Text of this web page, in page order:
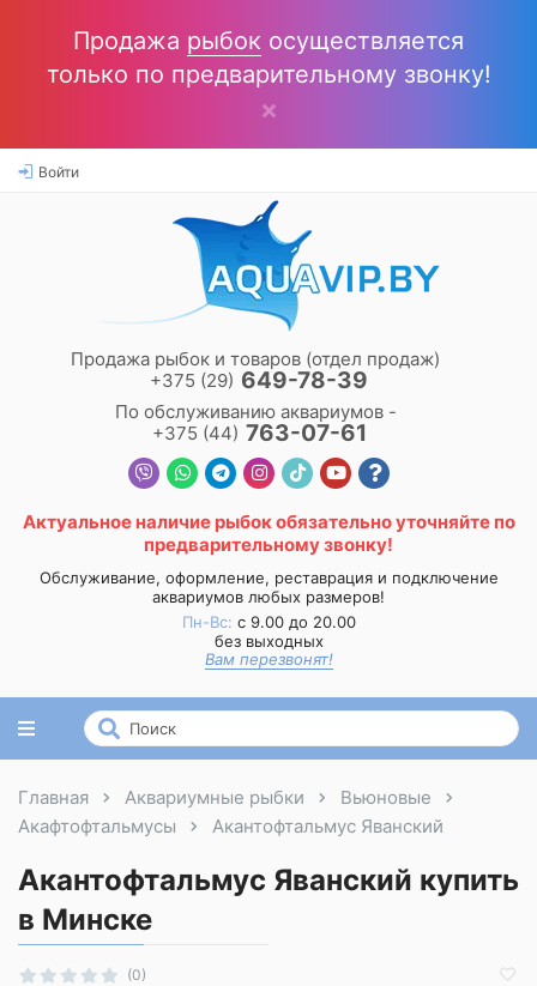
Продажа рыбок осуществляется
только по предварительному звонку!
Войти
Продажа рыбок и товаров (отдел продаж)
+375 (29) 649-78-39
По обслуживанию аквариумов -
+375 (44) 763-07-61
Актуальное наличие рыбокобязательно уточняйте по
предварительному звонку!
Обслуживание, оформление, реставрация и подключение
аквариумов любых размеров!
Пн-Вс: с 9.00 до 20.00
без выходных
Вам перезвонят!
Главная Аквариумные рыбки
Вьюновые
Акафтофтальмусы
Акантофтальмус Яванский
Акантофтальмус Яванский купить
в Минске
(0)